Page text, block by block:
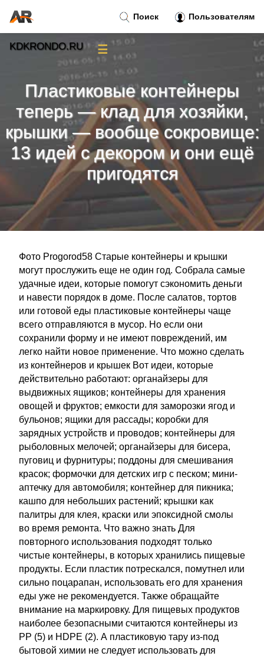
Пластиковые контейнеры
теперь — клад для хозяйки,
крышки — вообще сокровище:
13 идей с декором и они ещё
пригодятся
Фото Progorod58 Старые контейнеры и крышки
могут прослужить еще не один год. Собрала самые
удачные идеи, которые помогут сэкономить деньги
и навести порядок в доме. После салатов, тортов
или готовой еды пластиковые контейнеры чаще
всего отправляются в мусор. Но если они
сохранили форму и не имеют повреждений, им
легко найти новое применение. Что можно сделать
из контейнеров и крышек Вот идеи, которые
действительно работают: органайзеры для
выдвижных ящиков; контейнеры для хранения
овощей и фруктов; емкости для заморозки ягод и
бульонов; ящики для рассады; коробки для
зарядных устройств и проводов; контейнеры для
рыболовных мелочей; органайзеры для бисера,
пуговиц и фурнитуры; поддоны для смешивания
красок; формочки для детских игр с песком; мини-
аптечку для автомобиля; контейнер для пикника;
кашпо для небольших растений; крышки как
палитры для клея, краски или эпоксидной смолы
во время ремонта. Что важно знать Для
повторного использования подходят только
чистые контейнеры, в которых хранились пищевые
продукты. Если пластик потрескался, помутнел или
сильно поцарапан, использовать его для хранения
еды уже не рекомендуется. Также обращайте
внимание на маркировку. Для пищевых продуктов
наиболее безопасными считаются контейнеры из
PP (5) и HDPE (2). А пластиковую тару из-под
бытовой химии не следует использовать для
Поиск Пользователям
KDKRONDO.RU ☰
Тренды новостей»
Рубрики»
Правила »
Контакт